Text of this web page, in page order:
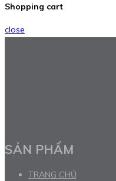
Shopping cart
close
SẢN PHẨM
TRANG CHỦ